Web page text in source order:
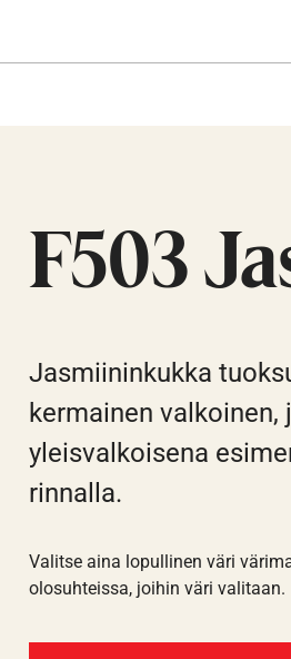
F503
Jasmiininkukka
kermainen
yleisvalkoisena
rinnalla.
Valitse aina lopullinen väri
olosuhteissa, joihin väri valitaan.